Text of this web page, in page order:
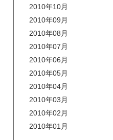
2010年10月
2010年09月
2010年08月
2010年07月
2010年06月
2010年05月
2010年04月
2010年03月
2010年02月
2010年01月